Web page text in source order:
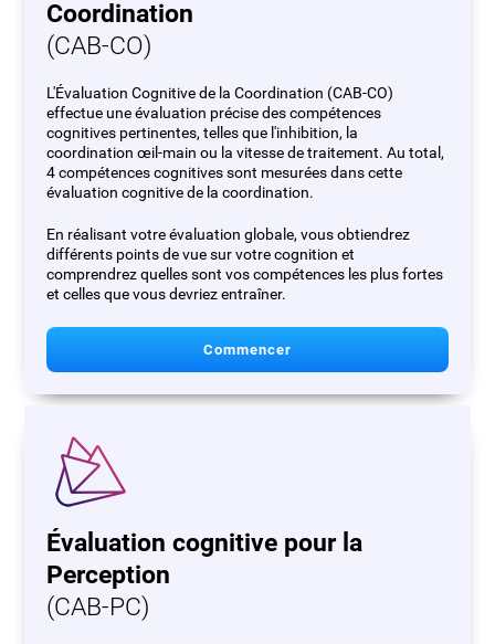
Coordination
(CAB-CO)
L'Évaluation Cognitive de la Coordination (CAB-CO)
effectue une évaluation précise des compétences
cognitives pertinentes, telles que l'inhibition, la
coordination œil-main ou la vitesse de traitement. Au total,
4 compétences cognitives sont mesurées dans cette
évaluation cognitive de la coordination.
En réalisant votre évaluation globale, vous obtiendrez
différents points de vue sur votre cognition et
comprendrez quelles sont vos compétences les plus fortes
et celles que vous devriez entraîner.
Commencer
Évaluation cognitive pour la
Perception
(CAB-PC)